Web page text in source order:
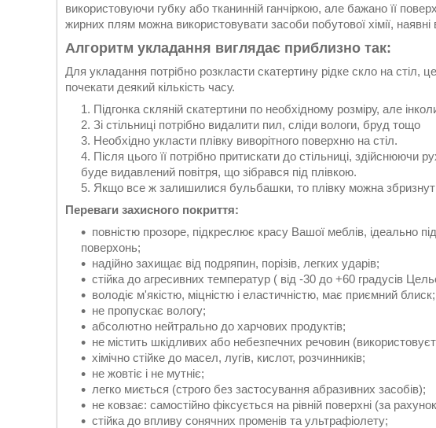
використовуючи губку або тканинній ганчіркою, але бажано її
жирних плям можна використовувати засоби побутової хімії,
Алгоритм укладання виглядає приблизно так:
Для укладання потрібно розкласти скатертину рідке скло на стіл,
почекати деякий кількість часу.
Підгонка скляній скатертини по необхідному розміру, але
Зі стільниці потрібно видалити пил, сліди вологи, бруд тощо
Необхідно укласти плівку виворітного поверхню на стіл.
Після цього її потрібно притискати до стільниці, здійснюючи
буде видавлений повітря, що зібрався під плівкою.
Якщо все ж залишилися бульбашки, то плівку можна збризнути
Переваги захисного покриття:
повністю прозоре, підкреслює красу Вашої меблів, ідеально
поверхонь;
надійно захищає від подряпин, порізів, легких ударів;
стійка до агресивних температур ( від -30 до +60 градусів
володіє м'якістю, міцністю і еластичністю, має приємний блиск;
не пропускає вологу;
абсолютно нейтрально до харчових продуктів;
не містить шкідливих або небезпечних речовин
хімічно стійке до масел, лугів, кислот, розчинників;
не жовтіє і не мутніє;
легко миється (строго без застосування абразивних засобів);
не ковзає: самостійно фіксується на рівній поверхні (за
стійка до впливу сонячних променів та ультрафіолету;